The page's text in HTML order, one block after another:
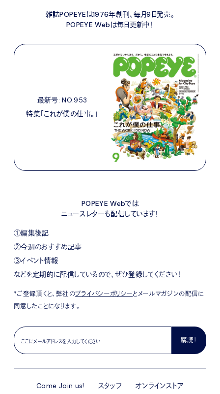
雑誌POPEYEは1976年創刊、毎月9日発売。
POPEYE Webは毎日更新中！
最新号: NO.953
特集「これが僕の仕事。」
POPEYE Webでは
ニュースレターも配信しています！
①編集後記
②今週のおすすめ記事
③イベント情報
などを定期的に配信しているので、ぜひ登録してください！
*ご登録頂くと、弊社のプライバシーポリシーとメールマガジンの配信に
同意したことになります。
Come Join us! スタッフ オンラインストア